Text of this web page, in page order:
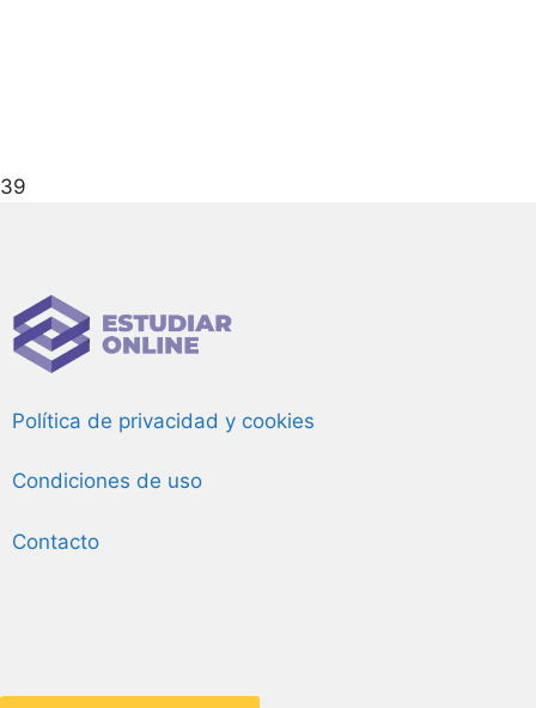
39
Política de privacidad y cookies
Condiciones de uso
Contacto